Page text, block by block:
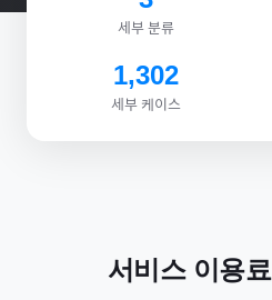
세부 분류
1,302
세부 케이스
서비스 이용료